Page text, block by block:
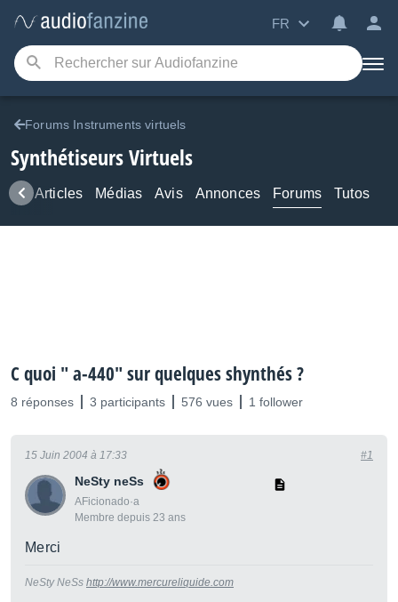
FR
Forums Instruments virtuels
Synthétiseurs Virtuels
Articles Médias Avis Annonces Forums Tutos
C quoi " a-440" sur quelques shynthés ?
8 réponses 3 participants 576 vues 1 follower
NeSty neSs
AFicionado·a
Membre depuis 23 ans
15 Juin 2004 à 17:33 #1
Merci
NeSty NeSs http://www.mercureliquide.com